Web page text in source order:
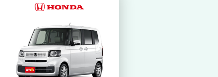
カードで支払い